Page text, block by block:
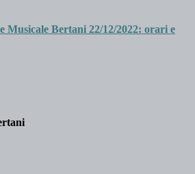
Musicale Bertani 22/12/2022: orari e